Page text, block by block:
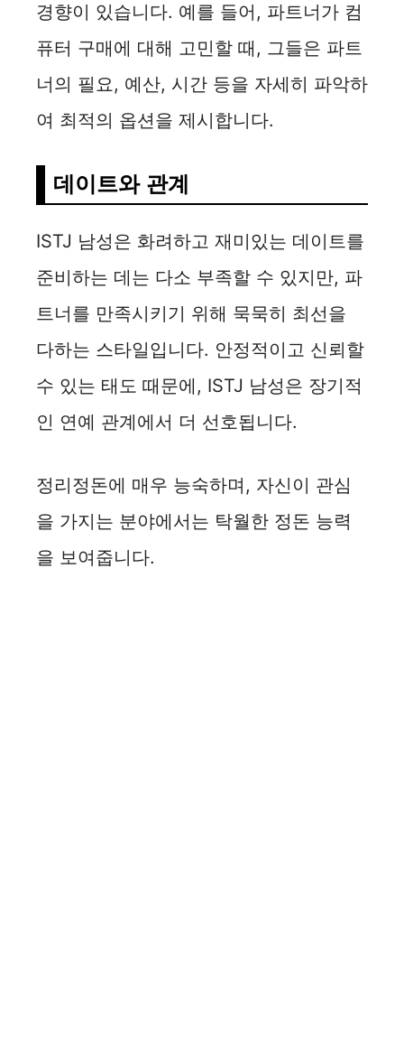
경향이 있습니다. 예를 들어, 파트너가 컴
퓨터 구매에 대해 고민할 때, 그들은 파트
너의 필요, 예산, 시간 등을 자세히 파악하
여 최적의 옵션을 제시합니다.
데이트와 관계
ISTJ 남성은 화려하고 재미있는 데이트를
준비하는 데는 다소 부족할 수 있지만, 파
트너를 만족시키기 위해 묵묵히 최선을
다하는 스타일입니다. 안정적이고 신뢰할
수 있는 태도 때문에, ISTJ 남성은 장기적
인 연예 관계에서 더 선호됩니다.
정리정돈에 매우 능숙하며, 자신이 관심
을 가지는 분야에서는 탁월한 정돈 능력
을 보여줍니다.